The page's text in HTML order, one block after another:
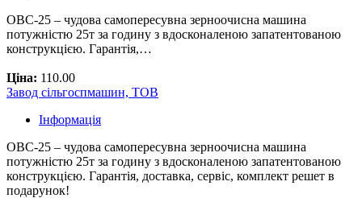
ОВС-25 – чудова самопересувна зерноочисна машина
потужністю 25т за годину з вдосконаленою запатентованою
конструкцією. Гарантія,…
Ціна: 110.00
Завод сільгоспмашин, ТОВ
Інформація
ОВС-25 – чудова самопересувна зерноочисна машина
потужністю 25т за годину з вдосконаленою запатентованою
конструкцією. Гарантія, доставка, сервіс, комплект решет в
подарунок!